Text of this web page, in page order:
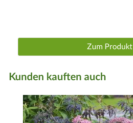
Zum Produkt
Kunden kauften auch